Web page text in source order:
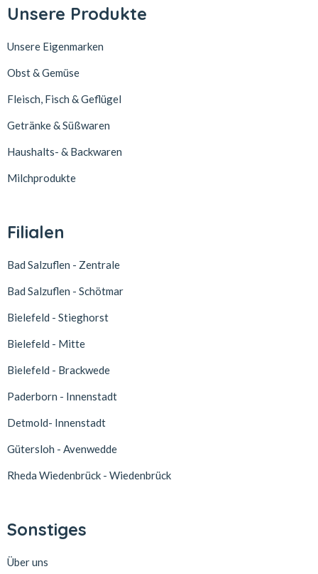
Unsere Produkte
Unsere Eigenmarken
Obst & Gemüse
Fleisch, Fisch & Geflügel
Getränke & Süßwaren
Haushalts- & Backwaren
Milchprodukte
Filialen
Bad Salzuflen - Zentrale
Bad Salzuflen - Schötmar
Bielefeld - Stieghorst
Bielefeld - Mitte
Bielefeld - Brackwede
Paderborn - Innenstadt
Detmold- Innenstadt
Gütersloh - Avenwedde
Rheda Wiedenbrück - Wiedenbrück
Sonstiges
Über uns